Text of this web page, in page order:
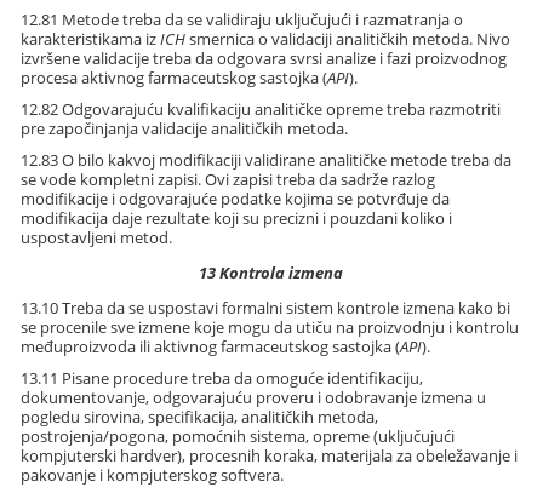
12.81 Metode treba da se validiraju uključujući i razmatranja o
karakteristikama izICHsmernica o validaciji analitičkih metoda. Nivo
izvršene validacije treba da odgovara svrsi analize i fazi proizvodnog
procesa aktivnog farmaceutskog sastojka (API).
12.82 Odgovarajuću kvalifikaciju analitičke opreme treba razmotriti
pre započinjanja validacije analitičkih metoda.
12.83 O bilo kakvoj modifikaciji validirane analitičke metode treba da
se vode kompletni zapisi. Ovi zapisi treba da sadrže razlog
modifikacije i odgovarajuće podatke kojima se potvrđuje da
modifikacija daje rezultate koji su precizni i pouzdani koliko i
uspostavljeni metod.
13 Kontrola izmena
13.10 Treba da se uspostavi formalni sistem kontrole izmena kako bi
se procenile sve izmene koje mogu da utiču na proizvodnju i kontrolu
međuproizvoda ili aktivnog farmaceutskog sastojka (API).
13.11 Pisane procedure treba da omoguće identifikaciju,
dokumentovanje, odgovarajuću proveru i odobravanje izmena u
pogledu sirovina, specifikacija, analitičkih metoda,
postrojenja/pogona, pomoćnih sistema, opreme (uključujući
kompjuterski hardver), procesnih koraka, materijala za obeležavanje i
pakovanje i kompjuterskog softvera.